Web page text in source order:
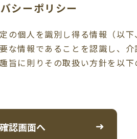
シーポリシー
の個人を識別し得る情報（以
な情報であることを認識し、
旨に則りその取扱い方針を以
た環境で個人情報を厳重に管理
確認画面へ